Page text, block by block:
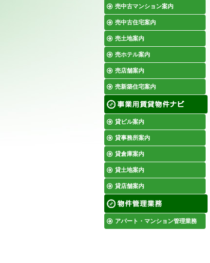
売中古マンション案内
売中古住宅案内
売土地案内
売ホテル案内
売店舗案内
売新築住宅案内
貸ビル案内
貸事務所案内
貸倉庫案内
貸土地案内
貸店舗案内
アパート・マンション管理業務